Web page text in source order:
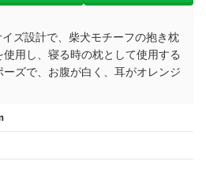
ズ設計で、柴犬モチーフの抱き枕
用し、寝る時の枕として使用する
ズで、お腹が白く、耳がオレンジ